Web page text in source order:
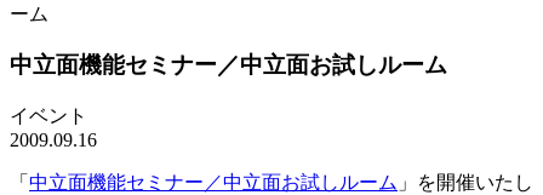
ーム
中立面機能セミナー／中立面お試しルーム
イベント
2009.09.16
「 中立面機能セミナー／中立面お試しルーム 」を開催いたし